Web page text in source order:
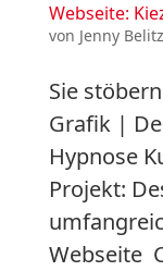
Webseite:
von Jenny
Sie
Grafik |
Hypnose
Projekt:
Webseite